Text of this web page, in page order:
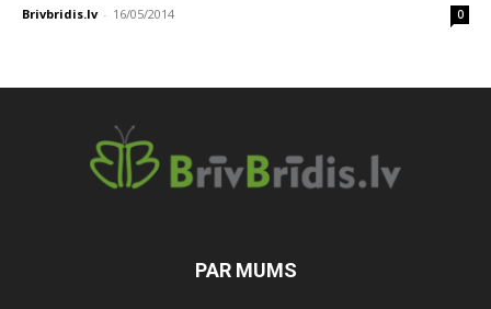
Brivbridis.lv - 16/05/2014 0
PAR MUMS